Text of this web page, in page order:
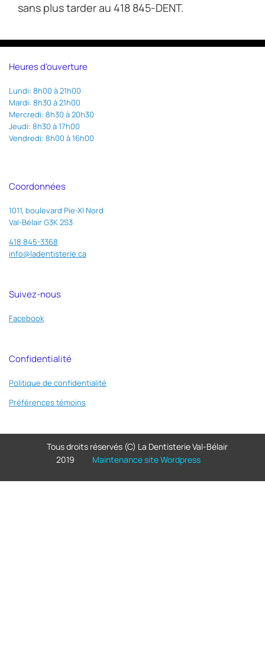
sans plus tarder au 418 845-DENT.
Heures d'ouverture
Lundi: 8h00 à 21h00
Mardi: 8h30 à 21h00
Mercredi: 8h30 à 20h30
Jeudi: 8h30 à 17h00
Vendredi: 8h00 à 16h00
Coordonnées
1011, boulevard Pie-XI Nord
Val-Bélair G3K 2S3
418 845-3368
info@ladentisterie.ca
Suivez-nous
Facebook
Confidentialité
Politique de confidentialité
Préférences témoins
Tous droits réservés (C) La Dentisterie Val-Bélair
2019
Maintenance site Wordpress